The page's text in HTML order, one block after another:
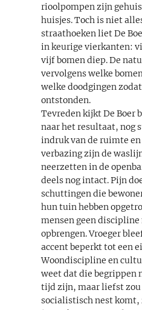
rioolpompen zijn
huisjes. Toch is niet
straathoeken liet De
in keurige vierkanten:
vijf bomen diep. De
vervolgens welke
welke doodgingen
ontstonden.
Tevreden kijkt De Boer
naar het resultaat, nog
indruk van de ruimte
verbazing zijn de
neerzetten in de
deels nog intact. Pijn
schuttingen die
hun tuin hebben
mensen geen
opbrengen. Vroeger
accent beperkt tot een
Woondiscipline en
weet dat die begrippen
tijd zijn, maar liefst zou
socialistisch nest komt,